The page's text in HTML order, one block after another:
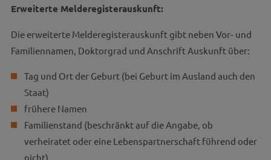
Erweiterte Melderegisterauskunft:
Die erweiterte Melderegisterauskunft gibt neben Vor‐ und
Familiennamen, Doktorgrad und Anschrift Auskunft über:
Tag und Ort der Geburt (bei Geburt im Ausland auch den
Staat)
frühere Namen
Familienstand (beschränkt auf die Angabe, ob
verheiratet oder eine Lebenspartnerschaft führend oder
nicht)